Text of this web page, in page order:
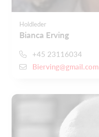
Holdleder
Bianca Erving
+45 23116034
Bierving@gmail.com